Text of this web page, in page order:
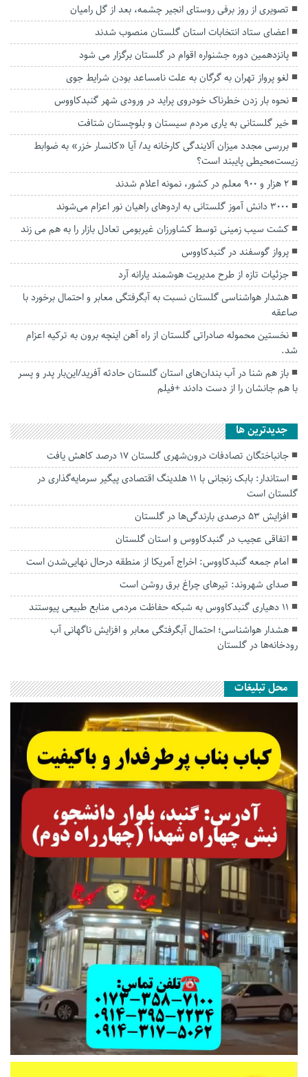
تصویری از روز برفی روستای انجیر چشمه، بعد از گل رامیان
اعضای ستاد انتخابات استان گلستان منصوب شدند
پانزدهمین دوره جشنواره اقوام در گلستان برگزار می شود
لغو پرواز تهران به گرگان به علت نامساعد بودن شرایط جوی
نحوه بار زدن خطرناک خودروی پراید در ورودی شهر گنبدکاووس
خیر گلستانی به یاری مردم سیستان و بلوچستان شتافت
بررسی مجدد میزان آلایندگی کارخانه ید/ آیا «کانسار خزر» به ضوابط
زیست‌محیطی پایبند است؟
۲ هزار و ۹۰۰ معلم در کشور، نمونه اعلام شدند
۳۰۰۰ دانش آموز گلستانی به اردوهای راهیان نور اعزام می‌شوند
کشت سیب زمینی توسط کشاورزان غیربومی تعادل بازار را به هم می زند
پرواز گوسفند در گنبدکاووس
جزئیات تازه از طرح مدیریت هوشمند یارانه آرد
هشدار هواشناسی گلستان نسبت به آبگرفتگی معابر و احتمال برخورد با
صاعقه
نخستین محموله صادراتی گلستان از راه آهن اینچه برون به ترکیه اعزام
شد.
باز هم شنا در‌ آب بندان‌های استان گلستان حادثه آفرید/این‌بار پدر و پسر
با هم جانشان‌ را از دست دادند +فیلم
جديدترين ها
جانباختگان تصادفات درون‌شهری گلستان ۱۷ درصد کاهش یافت
استاندار: بابک زنجانی با ۱۱ هلدینگ اقتصادی پیگیر سرمایه‌گذاری در
گلستان است
افزایش ۵۳ درصدی بارندگی‌ها در گلستان
اتفاقی عجیب در‌ گنبدکاووس و استان گلستان
امام جمعه گنبدکاووس: اخراج آمریکا از منطقه درحال نهایی‌شدن است
صدای شهروند: تیرهای چراغ برق روشن است
۱۱ دهیاری گنبدکاووس به شبکه حفاظت مردمی منابع طبیعی پیوستند
هشدار هواشناسی؛ احتمال آبگرفتگی معابر و افزایش ناگهانی آب
رودخانه‌ها در گلستان
محل تبلیغات